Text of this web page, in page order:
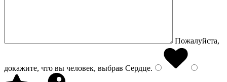
Пожалуйста,
докажите, что вы человек, выбрав Сердце.